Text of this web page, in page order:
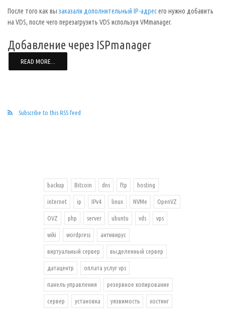
После того как вы заказали дополнительный IP-адресего нужно добавить
на VDS, после чего перезагрузить VDS используя VMmanager.
Добавление через ISPmanager
READ MORE...
Subscribe to this RSS feed
backup Bitcoin dns ftp hosting
internet ip IPv4 linux NVMe OpenVZ
OVZ php server ubuntu vds vps
wiki wordpress антивирус
виртуальный сервер выделенный сервер
датацентр оплата услуг vps
панель управления резервное копирование
сервер установка уязвимость хостинг